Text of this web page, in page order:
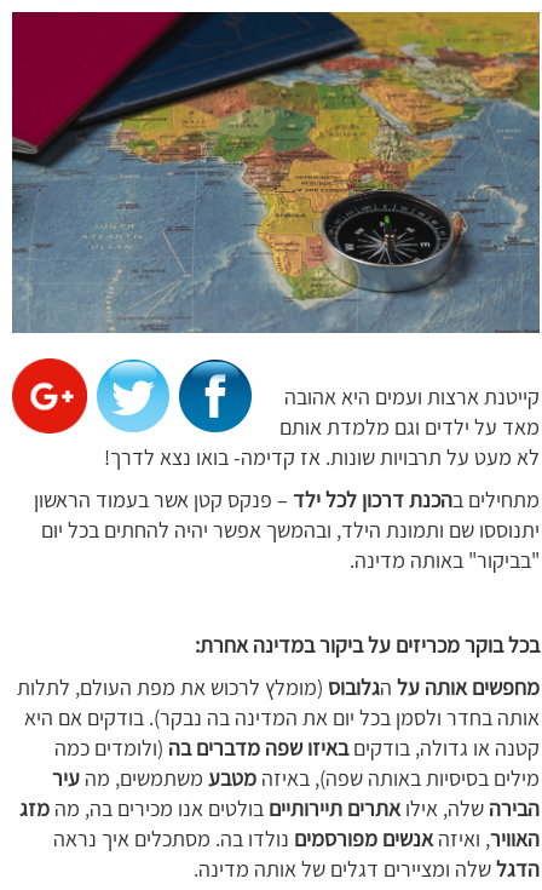
קייטנת ארצות ועמים היא אהובה
מאד על ילדים וגם מלמדת אותם
לא מעט על תרבויות שונות. אז קדימה- בואו נצא לדרך!
מתחילים בהכנת דרכון לכל ילד – פנקס קטן אשר בעמוד הראשון
יתנוססו שם ותמונת הילד, ובהמשך אפשר יהיה להחתים בכל יום
"בביקור" באותה מדינה.
בכל בוקר מכריזים על ביקור במדינה אחרת:
מחפשים אותה על הגלובוס (מומלץ לרכוש את מפת העולם, לתלות
אותה בחדר ולסמן בכל יום את המדינה בה נבקר). בודקים אם היא
קטנה או גדולה, בודקיםבאיזו שפה מדברים בה (ולומדים כמה
מילים בסיסיות באותה שפה), באיזה מטבע משתמשים, מה עיר
הבירה שלה, אילואתרים תיירותיים בולטים אנו מכירים בה, מה מזג
האוויר, ואיזהאנשים מפורסמים נולדו בה. מסתכלים איך נראה
הדגלשלה ומציירים דגלים של אותה מדינה.